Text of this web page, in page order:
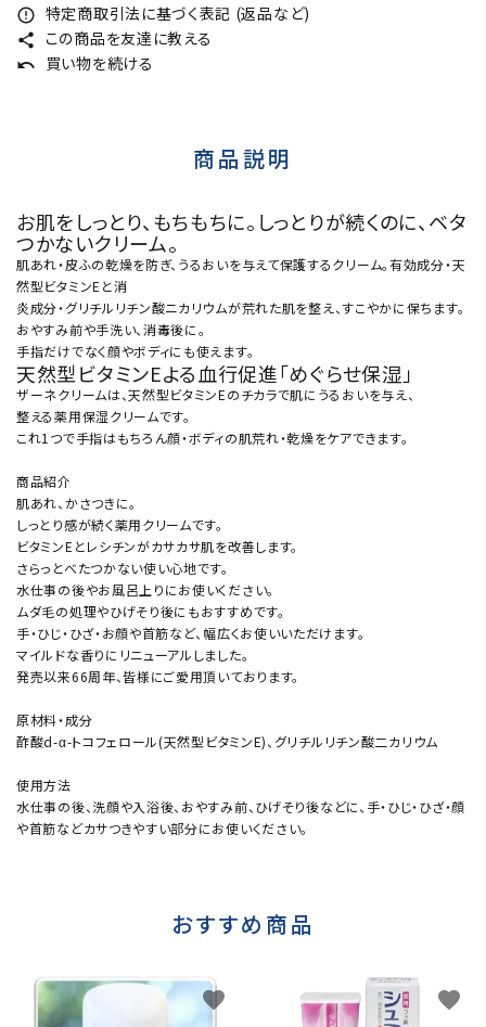
error_outline 特定商取引法に基づく表記 (返品など)
share この商品を友達に教える
undo 買い物を続ける
商品説明
お肌をしっとり、もちもちに。しっとりが続くのに、ベタ
つかないクリーム。
肌あれ・皮ふの乾燥を防ぎ、うるおいを与えて保護するクリーム。有効成分・天
然型ビタミンEと消
炎成分・グリチルリチン酸ニカリウムが荒れた肌を整え、すこやかに保ちます。
おやすみ前や手洗い、消毒後に。
手指だけでなく顔やボディにも使えます。
天然型ビタミンEよる血行促進「めぐらせ保湿」
ザーネクリームは、天然型ビタミンEのチカラで肌にうるおいを与え、
整える薬用保湿クリームです。
これ1つで手指はもちろん顔・ボディの肌荒れ・乾燥をケアできます。
商品紹介
肌あれ、かさつきに。
しっとり感が続く薬用クリームです。
ビタミンEとレシチンがカサカサ肌を改善します。
さらっとべたつかない使い心地です。
水仕事の後やお風呂上りにお使いください。
ムダ毛の処理やひげそり後にもおすすめです。
手・ひじ・ひざ・お顔や首筋など、幅広くお使いいただけます。
マイルドな香りにリニューアルしました。
発売以来66周年、皆様にご愛用頂いております。
原材料・成分
酢酸d-α-トコフェロール(天然型ビタミンE)、グリチルリチン酸二カリウム
使用方法
水仕事の後、洗顔や入浴後、おやすみ前、ひげそり後などに、手・ひじ・ひざ・顔
や首筋などカサつきやすい部分にお使いください。
おすすめ商品
favorite favorite